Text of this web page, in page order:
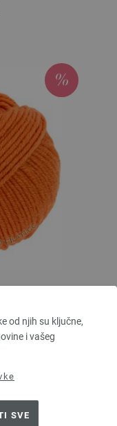
od njih su ključne,
i vašeg
SVE
50 g